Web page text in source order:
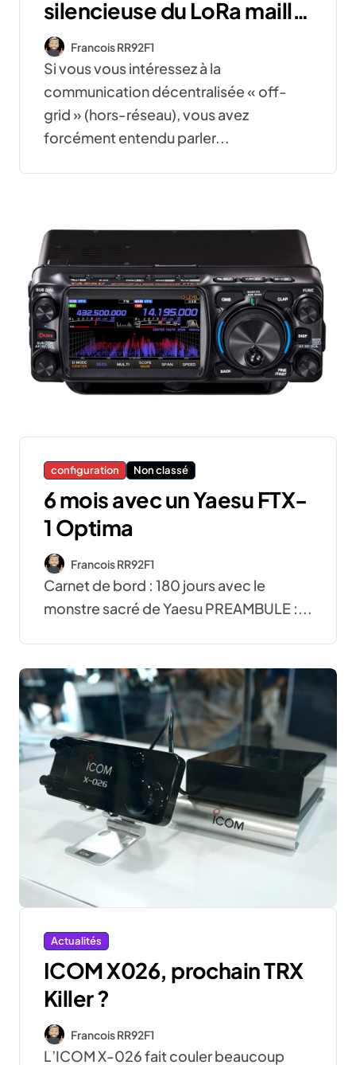
silencieuse du LoRa maillé
hors-réseau (Et pourquoi il
bouscule Meshtastic)
Francois RR92F1
Si vous vous intéressez à la
communication décentralisée « off-
grid » (hors-réseau), vous avez
forcément entendu parler...
configuration Non classé
6 mois avec un Yaesu FTX-
1 Optima
Francois RR92F1
Carnet de bord : 180 jours avec le
monstre sacré de Yaesu PREAMBULE :...
Actualités
ICOM X026, prochain TRX
Killer ?
Francois RR92F1
L’ICOM X-026 fait couler beaucoup